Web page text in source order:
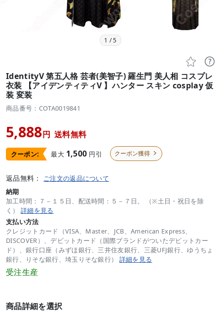
1 /5
 
IdentityV 第五人格 芸者(美智子) 羅生門 美人相 コスプレ
衣装 【アイデンティティV 】ハンター スキン cosplay 仮
装 変装
商品番号：COTA0019841
5,888円 送料無料
クーポン: 最大 1,500 円引 クーポン獲得 
返品無料： ご注文の返品について
納期
加工時間：７－１５日、配送時間：５－７日。 （※土日・祝日を除
く） 詳細を見る
支払い方法
クレジットカード（VISA、Master、JCB、American Express、
DISCOVER）、デビットカード（国際ブランドがついたデビットカー
ド）、銀行口座（みずほ銀行、三井住友銀行、三菱UFJ銀行、ゆうちょ
銀行、りそな銀行、埼玉りそな銀行） 詳細を見る
受注生産
商品詳細を選択